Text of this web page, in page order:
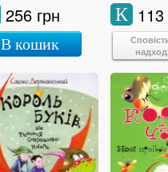
256 грн
В кошик
113
К